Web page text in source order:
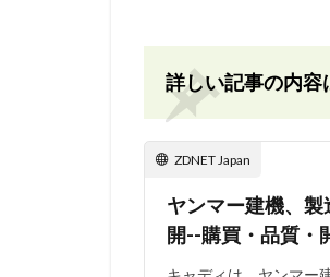
詳しい記事の内容
ZDNET Japan
ヤンマー建機、
開--購買・品質・